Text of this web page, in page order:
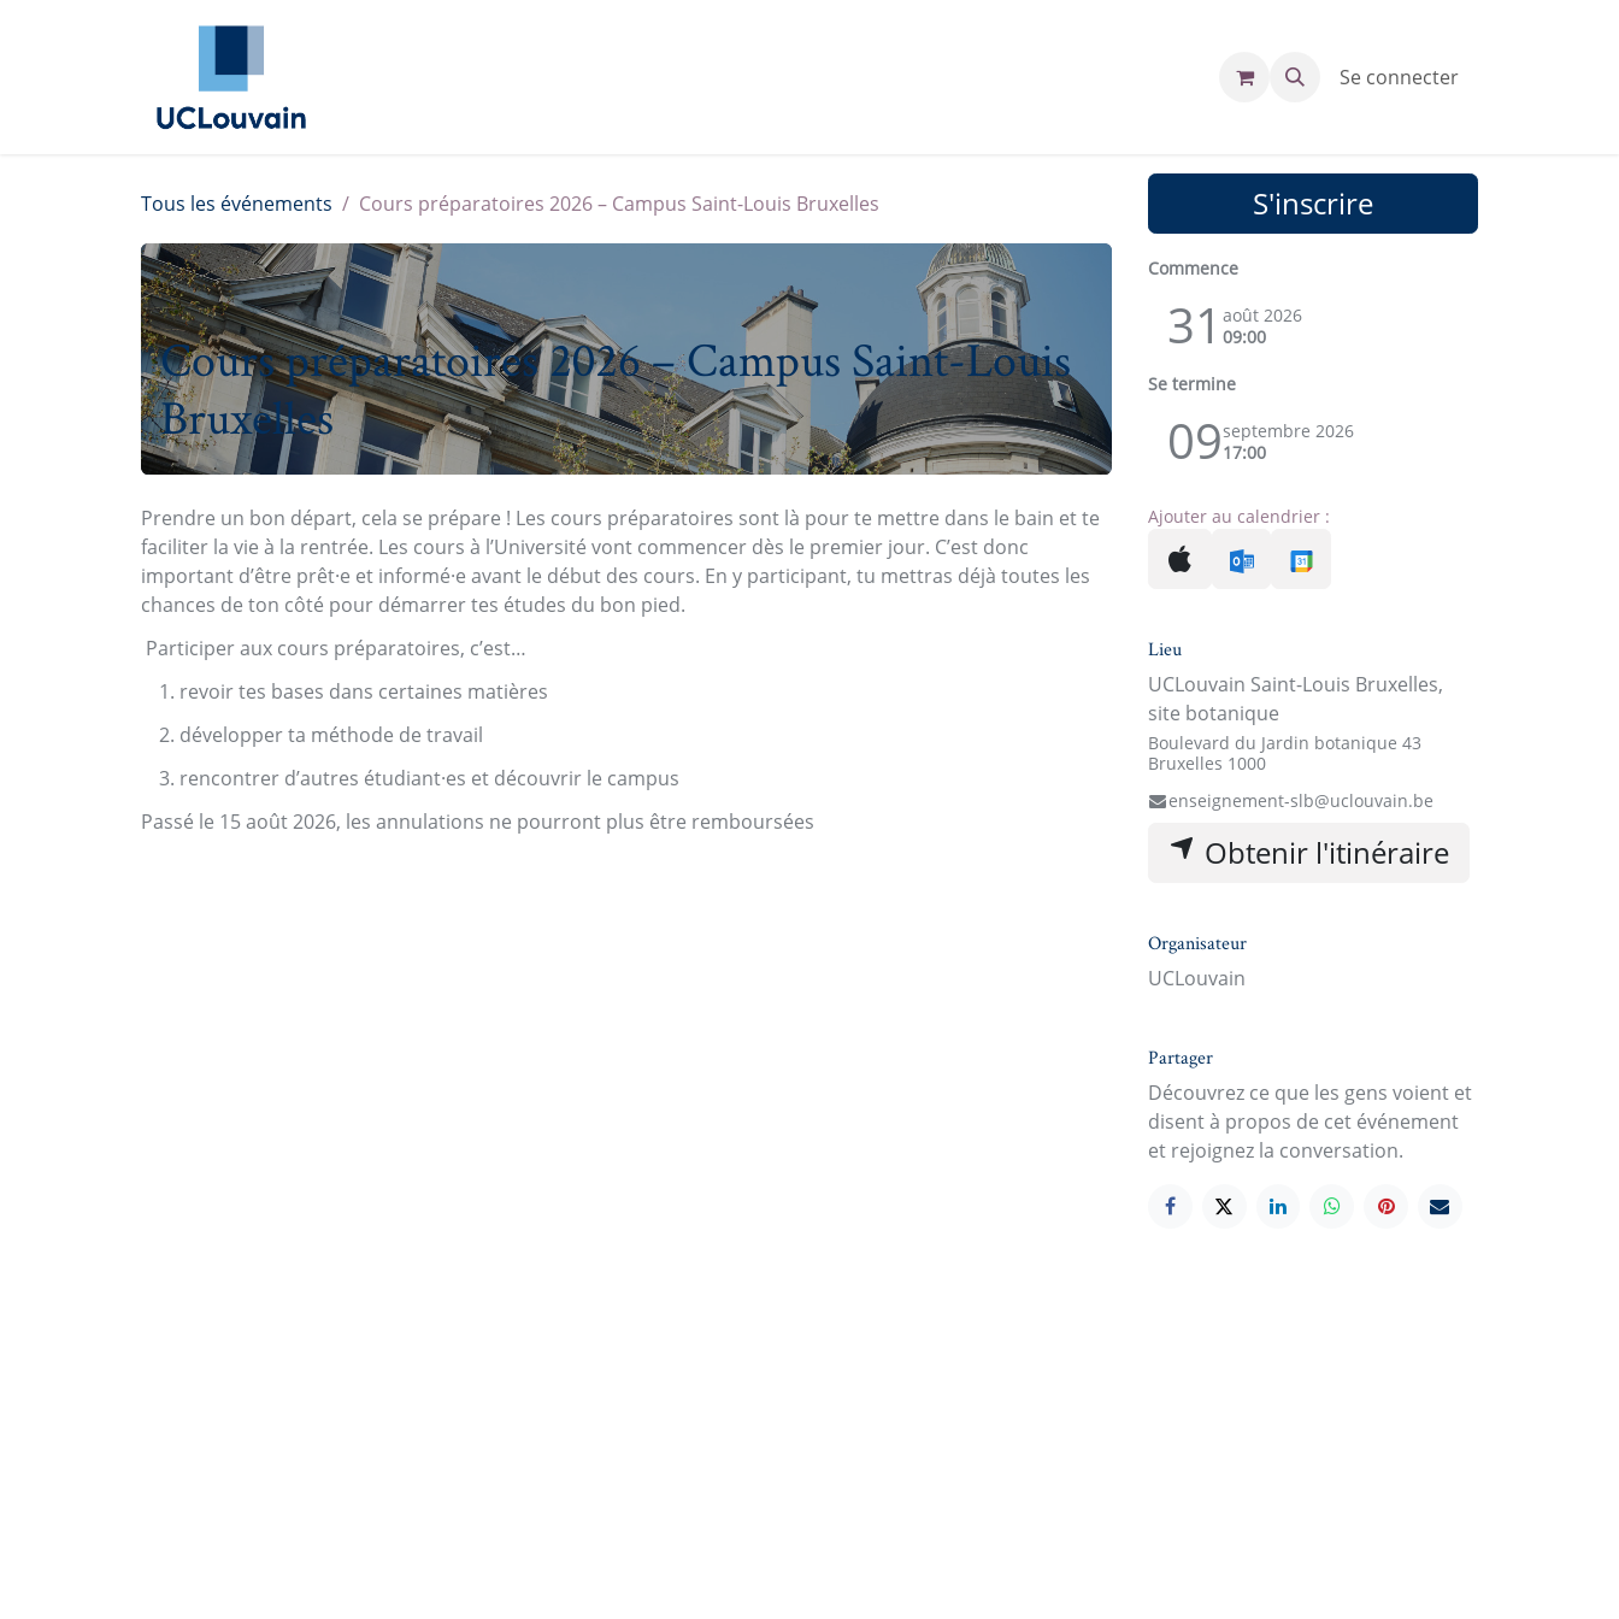
Se rendre au contenu
Se connecter
Tous les événements Cours préparatoires 2026 – Campus Saint-Louis Bruxelles
Cours préparatoires 2026 – Campus Saint-Louis
Bruxelles
Prendre un bon départ, cela se prépare ! Les cours préparatoires sont là pour te mettre dans le bain et te
faciliter la vie à la rentrée. Les cours à l’Université vont commencer dès le premier jour. C’est donc
important d’être prêt·e et informé·e avant le début des cours. En y participant, tu mettras déjà toutes les
chances de ton côté pour démarrer tes études du bon pied.
Participer aux cours préparatoires, c’est…
revoir tes bases dans certaines matières
développer ta méthode de travail
rencontrer d’autres étudiant·es et découvrir le campus
Passé le 15 août 2026, les annulations ne pourront plus être remboursées
S'inscrire
Commence
31 août 2026
09:00
Se termine
09septembre 2026
17:00
Ajouter au calendrier :
Lieu
UCLouvain Saint-Louis Bruxelles,
site botanique
Boulevard du Jardin botanique 43
Bruxelles 1000
enseignement-slb@uclouvain.be
Obtenir l'itinéraire
Organisateur
UCLouvain
Partager
Découvrez ce que les gens voient et
disent à propos de cet événement
et rejoignez la conversation.